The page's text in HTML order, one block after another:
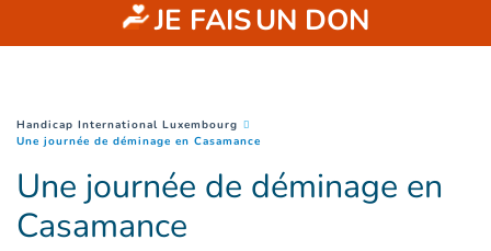
JE FAISUN DON
You are here :
Handicap International Luxembourg
Une journée de déminage en Casamance
Une journée de déminage en
Casamance